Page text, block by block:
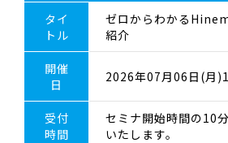
タイ
トル
ゼロからわかる
紹介
開催
日
2026年07月06日(月
受付
時間
セミナ開始時間の10
いたします。